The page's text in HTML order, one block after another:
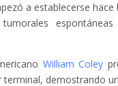
a establecerse
William Coley
terminal, demostrando